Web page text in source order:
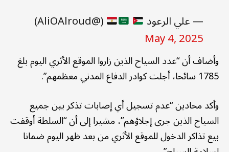
— علي الرعود ⁦
(@AliOAlroud)
May 4, 2025
وأضاف أن “عدد السياح الذين زاروا الموقع الأثري اليوم بلغ
1785 سائحا، أجلت كوادر الدفاع المدني معظمهم”.
وأكد محادين “عدم تسجيل أي إصابات تذكر بين جميع
السياح الذين جرى إجلاؤهم”، مشيرا إلى أن “السلطة أوقفت
بيع تذاكر الدخول للموقع الأثري من بعد ظهر اليوم ضمانا